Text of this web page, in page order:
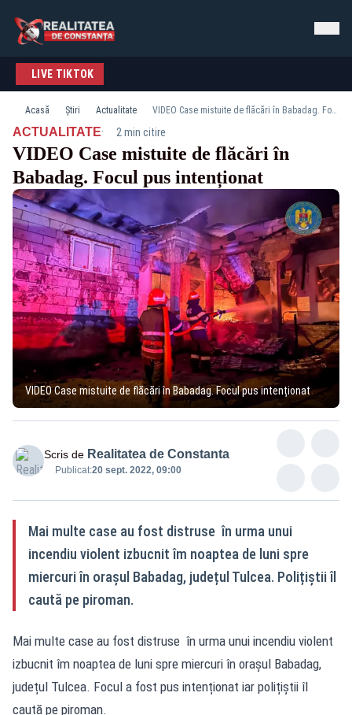
LIVE TIKTOK
Acasă Știri Actualitate VIDEO Case mistuite de flăcări în Babadag. Focul pus intenționat
ACTUALITATE· 2 min citire
VIDEO Case mistuite de flăcări în
Babadag. Focul pus intenționat
VIDEO Case mistuite de flăcări în Babadag. Focul pus intenționat
Scris de Realitatea de Constanta
Publicat:20 sept. 2022, 09:00
Mai multe case au fost distruse în urma unui
incendiu violent izbucnit îm noaptea de luni spre
miercuri în orașul Babadag, județul Tulcea. Polițiștii îl
caută pe piroman.
Mai multe case au fost distruse în urma unui incendiu violent
izbucnit îm noaptea de luni spre miercuri în orașul Babadag,
județul Tulcea. Focul a fost pus intenționat iar polițiștii îl
caută pe piroman.